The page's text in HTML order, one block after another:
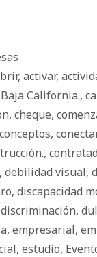
, activar,
Baja California.,
, cheque,
conceptos, conectar
,
, debilidad visual,
, discapacidad
discriminación,
, empresarial,
, estudio,